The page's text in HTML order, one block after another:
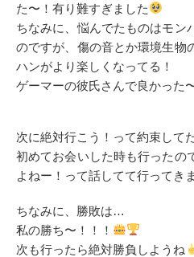
た〜！有り難すぎました
ちなみに、悩んでたものはモン
のですが、傷の音とか環境生物
ハンがより楽しくなってる！
ゲーマーの彼氏さんで良かった
次に絶対行こう！って約束して
初めてお会いした時も行ったの
よねー！って話してて行ってき
ちなみに、勝敗は…
私の勝ち〜！！！
次も行ったら絶対勝負しようね